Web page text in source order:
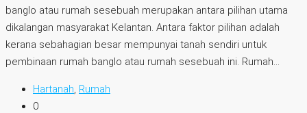
banglo atau rumah sesebuah merupakan antara pilihan utama
dikalangan masyarakat Kelantan. Antara faktor pilihan adalah
kerana sebahagian besar mempunyai tanah sendiri untuk
pembinaan rumah banglo atau rumah sesebuah ini. Rumah...
Hartanah, Rumah
0